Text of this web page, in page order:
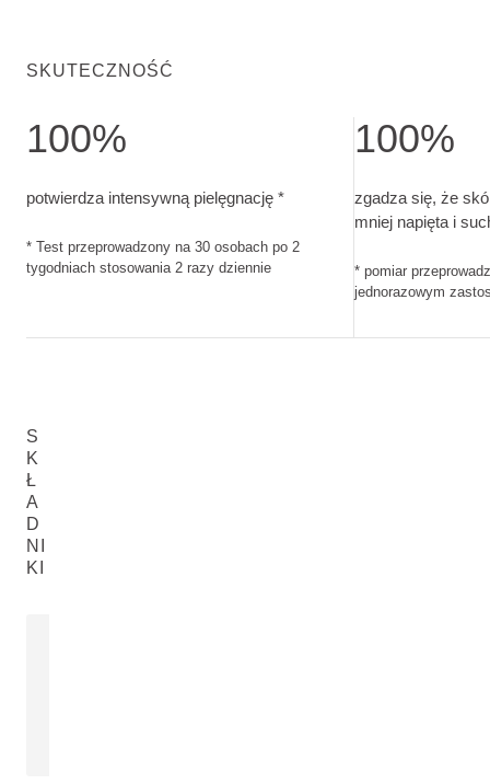
SKUTECZNOŚĆ
100%
potwierdza intensywną pielęgnację *
* Test przeprowadzony na 30 osobach po 2
tygodniach stosowania 2 razy dziennie
100%
zgadza się, że
mniej napięta i
* pomiar
jednorazowym
S
K
Ł
A
D
NI
KI